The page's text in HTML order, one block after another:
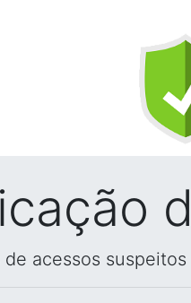
acessos